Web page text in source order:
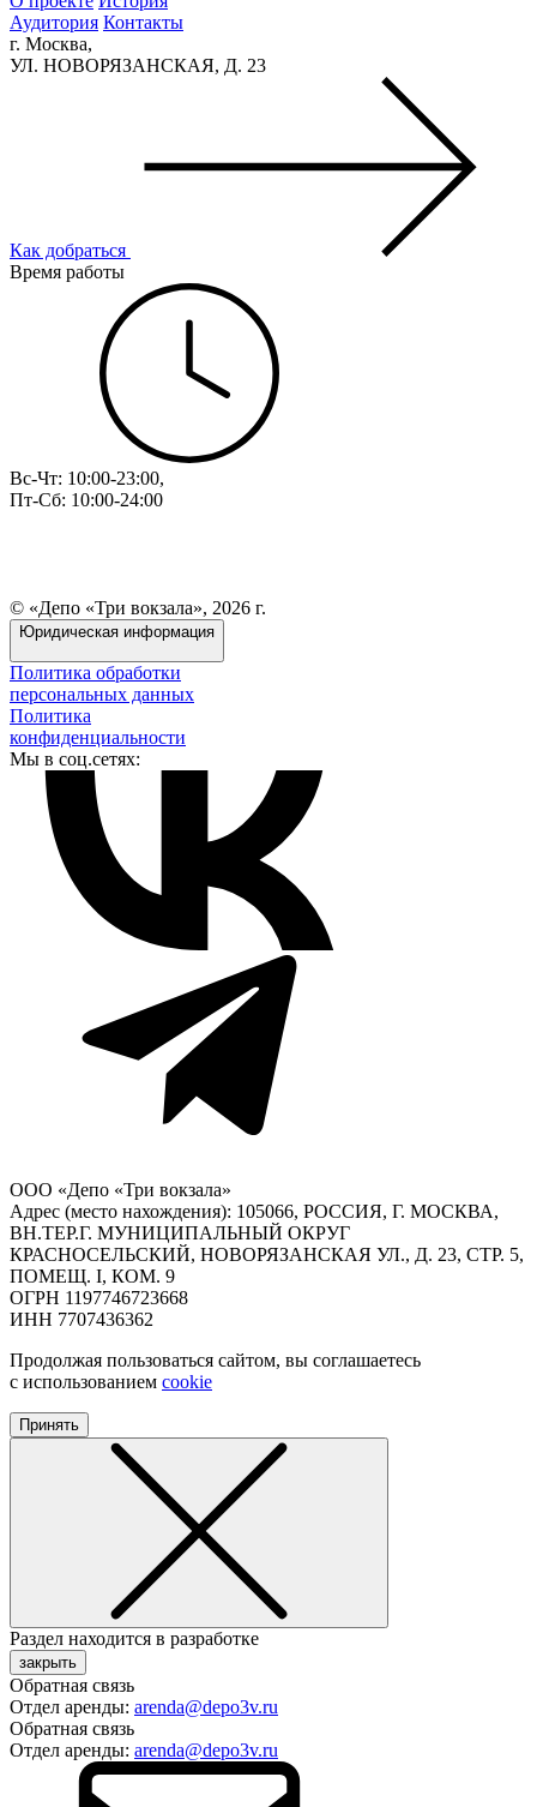
Аудитория Контакты
г. Москва,
УЛ. НОВОРЯЗАНСКАЯ, Д. 23
Как добраться
Время работы
Вс-Чт: 10:00-23:00,
Пт-Сб: 10:00-24:00
© «Депо «Три вокзала», 2026 г.
Юридическая информация
Политика обработки
персональных данных
Политика
конфиденциальности
Мы в соц.сетях:
ООО «Депо «Три вокзала»
Адрес (место нахождения): 105066, РОССИЯ, Г. МОСКВА,
ВН.ТЕР.Г. МУНИЦИПАЛЬНЫЙ ОКРУГ
КРАСНОСЕЛЬСКИЙ, НОВОРЯЗАНСКАЯ УЛ., Д. 23, СТР. 5,
ПОМЕЩ. I, КОМ. 9
ОГРН 1197746723668
ИНН 7707436362
Продолжая пользоваться сайтом, вы соглашаетесь
с использованием cookie
Принять
Раздел находится в разработке
закрыть
Обратная связь
Отдел аренды: arenda@depo3v.ru
Обратная связь
Отдел аренды: arenda@depo3v.ru